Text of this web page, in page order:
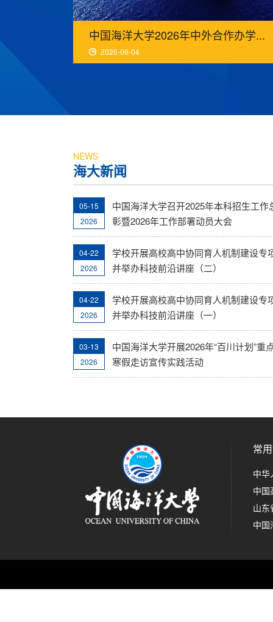
中国海洋大学2026年中外合作办学...
2026-06-04
NEWS
海大新闻
05-15
2026
中国海洋大学召开2025年本科招生工作
彰暨2026年工作部署动员大会
04-22
2026
学校开展高校高中协同育人机制建设专
并举办科技前沿讲座（二）
04-22
2026
学校开展高校高中协同育人机制建设专
并举办科技前沿讲座（一）
03-13
2026
中国海洋大学开展2026年“百川计划”重
寒假走访宣传实践活动
常
中华
中国
山东
中国